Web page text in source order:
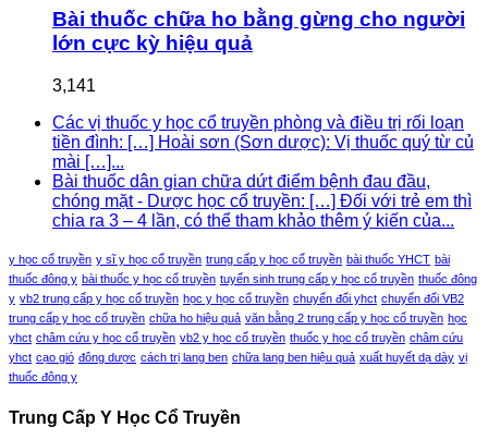
Bài thuốc chữa ho bằng gừng cho người
lớn cực kỳ hiệu quả
3,141
Các vị thuốc y học cổ truyền phòng và điều trị rối loạn
tiền đình: […] Hoài sơn (Sơn dược): Vị thuốc quý từ củ
mài […]...
Bài thuốc dân gian chữa dứt điểm bệnh đau đầu,
chóng mặt - Dược học cổ truyền: […] Đối với trẻ em thì
chia ra 3 – 4 lần, có thể tham khảo thêm ý kiến của...
y học cổ truyền y sĩ y học cổ truyền trung cấp y học cổ truyền bài thuốc YHCT bài
thuốc đông y bài thuốc y học cổ truyền tuyển sinh trung cấp y học cổ truyền thuốc đông
y vb2 trung cấp y học cổ truyền học y học cổ truyền chuyển đổi yhct chuyển đổi VB2
trung cấp y học cổ truyền chữa ho hiệu quả văn bằng 2 trung cấp y học cổ truyền học
yhct châm cứu y học cổ truyền vb2 y học cổ truyền thuốc y học cổ truyền châm cứu
yhct cạo gió đông dược cách trị lang ben chữa lang ben hiệu quả xuất huyết dạ dày vị
thuốc đông y
Trung Cấp Y Học Cổ Truyền